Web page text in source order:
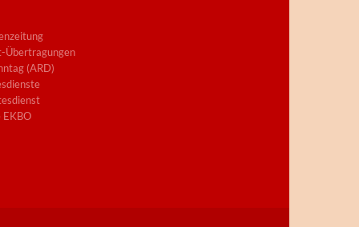
Übertragungen
(ARD)